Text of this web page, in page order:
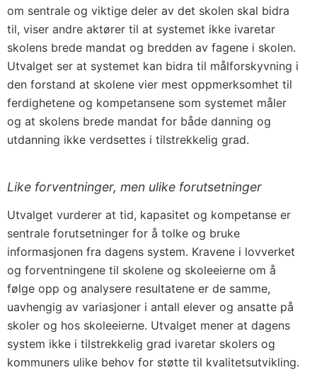
om sentrale og viktige deler av det skolen skal bidra
til, viser andre aktører til at systemet ikke ivaretar
skolens brede mandat og bredden av fagene i skolen.
Utvalget ser at systemet kan bidra til målforskyvning i
den forstand at skolene vier mest oppmerksomhet til
ferdighetene og kompetansene som systemet måler
og at skolens brede mandat for både danning og
utdanning ikke verdsettes i tilstrekkelig grad.
Like forventninger, men ulike forutsetninger
Utvalget vurderer at tid, kapasitet og kompetanse er
sentrale forutsetninger for å tolke og bruke
informasjonen fra dagens system. Kravene i lovverket
og forventningene til skolene og skoleeierne om å
følge opp og analysere resultatene er de samme,
uavhengig av variasjoner i antall elever og ansatte på
skoler og hos skoleeierne. Utvalget mener at dagens
system ikke i tilstrekkelig grad ivaretar skolers og
kommuners ulike behov for støtte til kvalitetsutvikling.